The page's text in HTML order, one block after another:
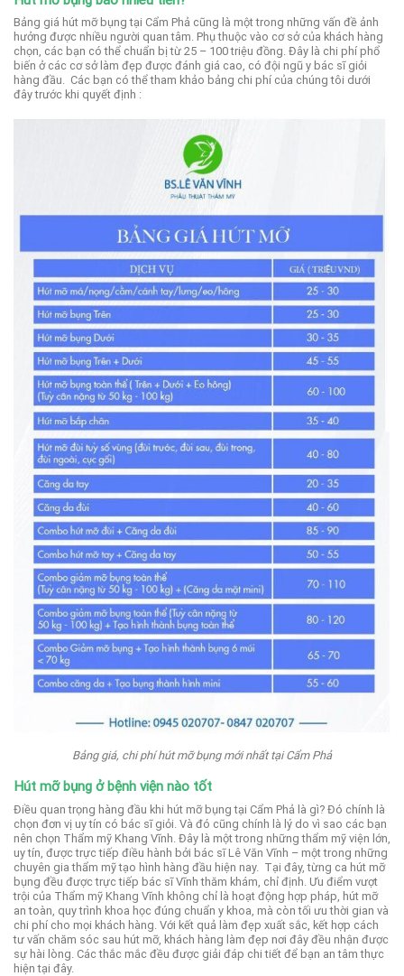
Bảng giá hút mỡ bụng tại Cẩm Phả cũng là một trong những vấn đề ảnh
hưởng được nhiều người quan tâm. Phụ thuộc vào cơ sở của khách hàng
chọn, các bạn có thể chuẩn bị từ 25 – 100 triệu đồng. Đây là chi phí phổ
biến ở các cơ sở làm đẹp được đánh giá cao, có đội ngũ y bác sĩ giỏi
hàng đầu. Các bạn có thể tham khảo bảng chi phí của chúng tôi dưới
đây trước khi quyết định :
Bảng giá, chi phí hút mỡ bụng mới nhất tại Cẩm Phả
Hút mỡ bụng ở bệnh viện nào tốt
Điều quan trọng hàng đầu khi hút mỡ bụng tại Cẩm Phả là gì? Đó chính là
chọn đơn vị uy tín có bác sĩ giỏi. Và đó cũng chính là lý do vì sao các bạn
nên chọn Thẩm mỹ Khang Vĩnh. Đây là một trong những thẩm mỹ viện lớn,
uy tín, được trực tiếp điều hành bởi bác sĩ Lê Văn Vĩnh – một trong những
chuyên gia thẩm mỹ tạo hình hàng đầu hiện nay. Tại đây, từng ca hút mỡ
bụng đều được trực tiếp bác sĩ Vĩnh thăm khám, chỉ định. Ưu điểm vượt
trội của Thẩm mỹ Khang Vĩnh không chỉ là hoạt động hợp pháp, hút mỡ
an toàn, quy trình khoa học đúng chuẩn y khoa, mà còn tối ưu thời gian và
chi phí cho mọi khách hàng. Với kết quả làm đẹp xuất sắc, kết hợp cách
tư vấn chăm sóc sau hút mỡ, khách hàng làm đẹp nơi đây đều nhận được
sự hài lòng. Các thắc mắc đều được giải đáp chi tiết để bạn an tâm thực
hiện tại đây.